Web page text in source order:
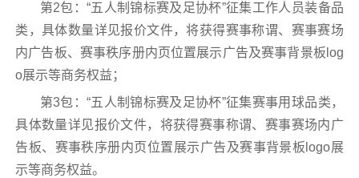
第2包：“五人制锦标赛及足协杯”征集工作人员装备品
类，具体数量详见报价文件，将获得赛事称谓、赛事赛场
内广告板、赛事秩序册内页位置展示广告及赛事背景板log
o展示等商务权益；
第3包：“五人制锦标赛及足协杯”征集赛事用球品类，
具体数量详见报价文件，将获得赛事称谓、赛事赛场内广
告板、赛事秩序册内页位置展示广告及赛事背景板logo展
示等商务权益。